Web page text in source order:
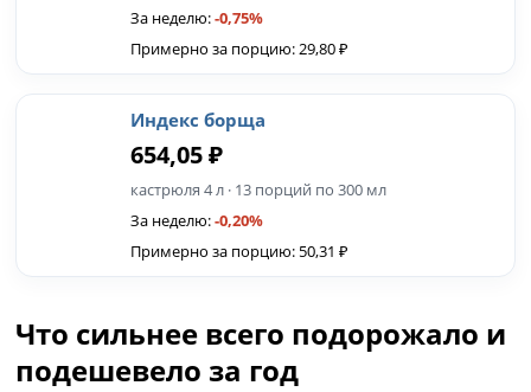
За неделю:-0,75%
Примерно за порцию: 29,80 ₽
Индекс борща
654,05 ₽
кастрюля 4 л · 13 порций по 300 мл
За неделю:-0,20%
Примерно за порцию: 50,31 ₽
Что сильнее всего подорожало и
подешевело за год